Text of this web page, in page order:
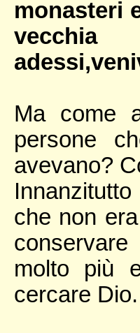
monasteri
Ma come
persone
avevano?
che non
molto più
cercare Dio.